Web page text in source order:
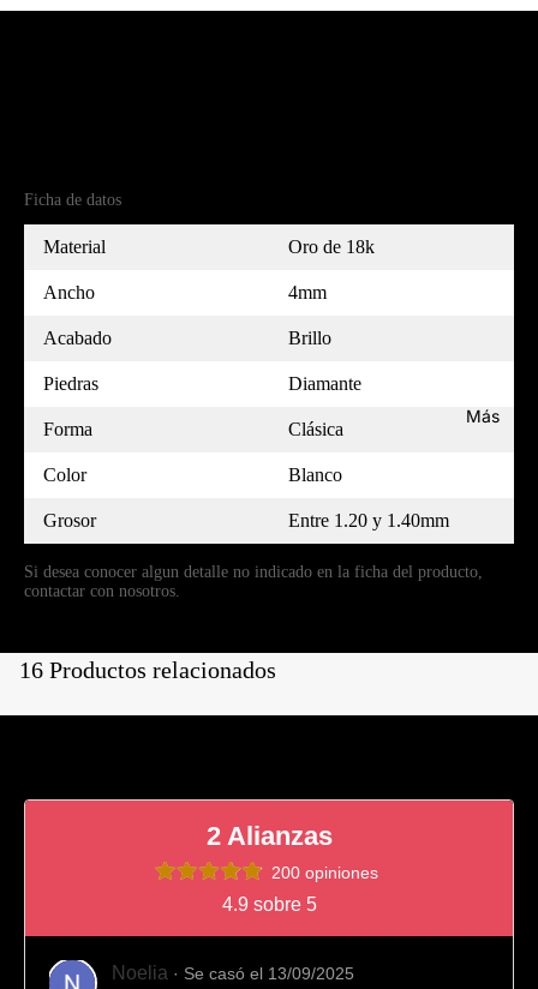
Más
Ficha de datos
Material Oro de 18k
Ancho 4mm
Acabado Brillo
Piedras Diamante
Forma Clásica
Color Blanco
Grosor Entre 1.20 y 1.40mm
Si desea conocer algun detalle no indicado en la ficha del producto,
contactar con nosotros.
16 Productos relacionados
2 Alianzas
200 opiniones
4.9 sobre 5
Noelia · Se casó el 13/09/2025